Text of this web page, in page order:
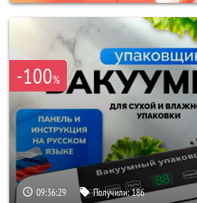
-100%
09:36:26 Получили:186